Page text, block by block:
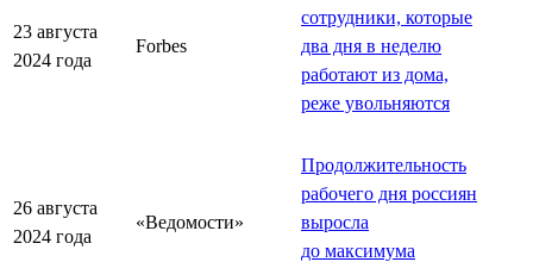
23 августа
2024 года
Forbes
сотрудники, которые
два дня в неделю
работают из дома,
реже увольняются
26 августа
2024 года
«Ведомости»
Продолжительность
рабочего дня россиян
выросла
до максимума